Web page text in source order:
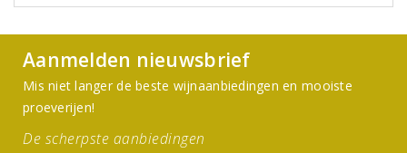
Aanmelden nieuwsbrief
Mis niet langer de beste wijnaanbiedingen en mooiste
proeverijen!
De scherpste aanbiedingen